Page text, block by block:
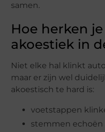
samen.
Hoe herken
akoestiek in
Niet elke hal klinkt
maar er zijn wel
akoestisch te hard is:
voetstappen
stemmen